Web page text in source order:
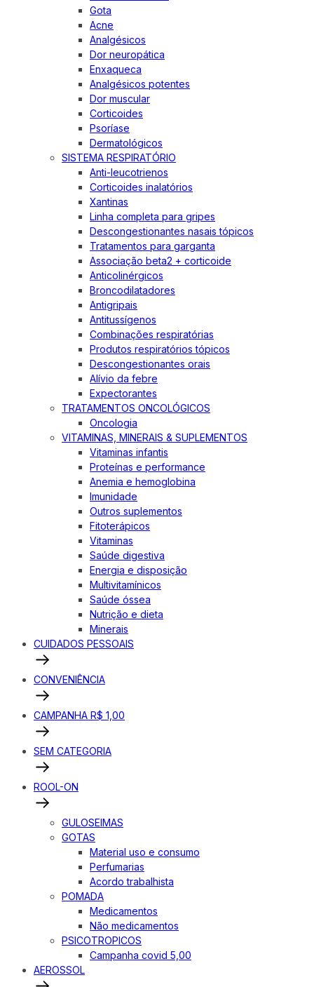
Gota
Acne
Analgésicos
Dor neuropática
Enxaqueca
Analgésicos potentes
Dor muscular
Corticoides
Psoríase
Dermatológicos
SISTEMA RESPIRATÓRIO
Anti-leucotrienos
Corticoides inalatórios
Xantinas
Linha completa para gripes
Descongestionantes nasais tópicos
Tratamentos para garganta
Associação beta2 + corticoide
Anticolinérgicos
Broncodilatadores
Antigripais
Antitussígenos
Combinações respiratórias
Produtos respiratórios tópicos
Descongestionantes orais
Alívio da febre
Expectorantes
TRATAMENTOS ONCOLÓGICOS
Oncologia
VITAMINAS, MINERAIS & SUPLEMENTOS
Vitaminas infantis
Proteínas e performance
Anemia e hemoglobina
Imunidade
Outros suplementos
Fitoterápicos
Vitaminas
Saúde digestiva
Energia e disposição
Multivitamínicos
Saúde óssea
Nutrição e dieta
Minerais
CUIDADOS PESSOAIS
CONVENIÊNCIA
CAMPANHA R$ 1,00
SEM CATEGORIA
ROOL-ON
GULOSEIMAS
GOTAS
Material uso e consumo
Perfumarias
Acordo trabalhista
POMADA
Medicamentos
Não medicamentos
PSICOTROPICOS
Campanha covid 5,00
AEROSSOL